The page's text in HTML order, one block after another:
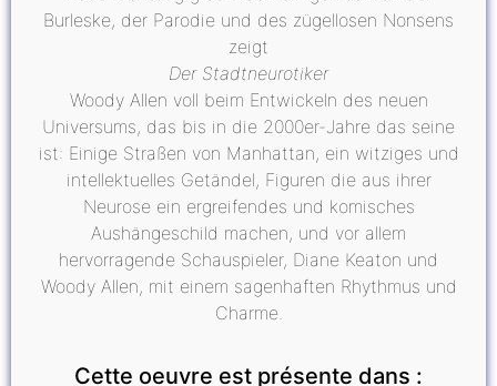
Burleske, der Parodie und des zügellosen Nonsens
zeigt
Der Stadtneurotiker
Woody Allen voll beim Entwickeln des neuen
Universums, das bis in die 2000er-Jahre das seine
ist: Einige Straßen von Manhattan, ein witziges und
intellektuelles Getändel, Figuren die aus ihrer
Neurose ein ergreifendes und komisches
Aushängeschild machen, und vor allem
hervorragende Schauspieler, Diane Keaton und
Woody Allen, mit einem sagenhaften Rhythmus und
Charme.
Cette oeuvre est présente dans :